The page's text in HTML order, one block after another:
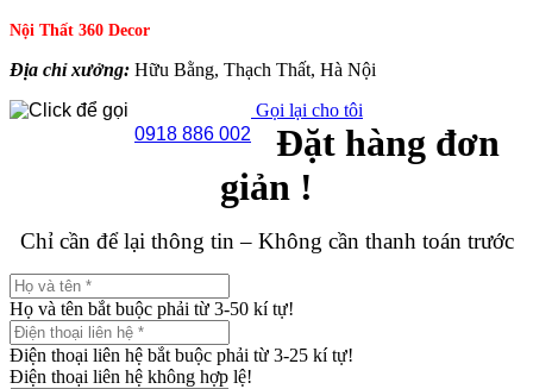
Nội Thất 360 Decor
Địa chỉ xưởng: Hữu Bằng, Thạch Thất, Hà Nội
0918 886 002
Gọi lại cho tôi
Đặt hàng đơn
giản !
Chỉ cần để lại thông tin – Không cần thanh toán trước
Họ và tên bắt buộc phải từ 3-50 kí tự!
Điện thoại liên hệ bắt buộc phải từ 3-25 kí tự!
Điện thoại liên hệ không hợp lệ!